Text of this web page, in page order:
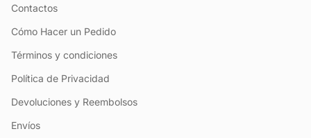
Contactos
Cómo Hacer un Pedido
Términos y condiciones
Política de Privacidad
Devoluciones y Reembolsos
Envíos